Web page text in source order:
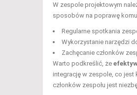
W zespole projektowym
sposobów na poprawę
Regularne spotkania
Wykorzystanie narzędzi
Zachęcanie członków
Warto podkreślić, że
integrację w zespole, co jest
członków zespołu jest